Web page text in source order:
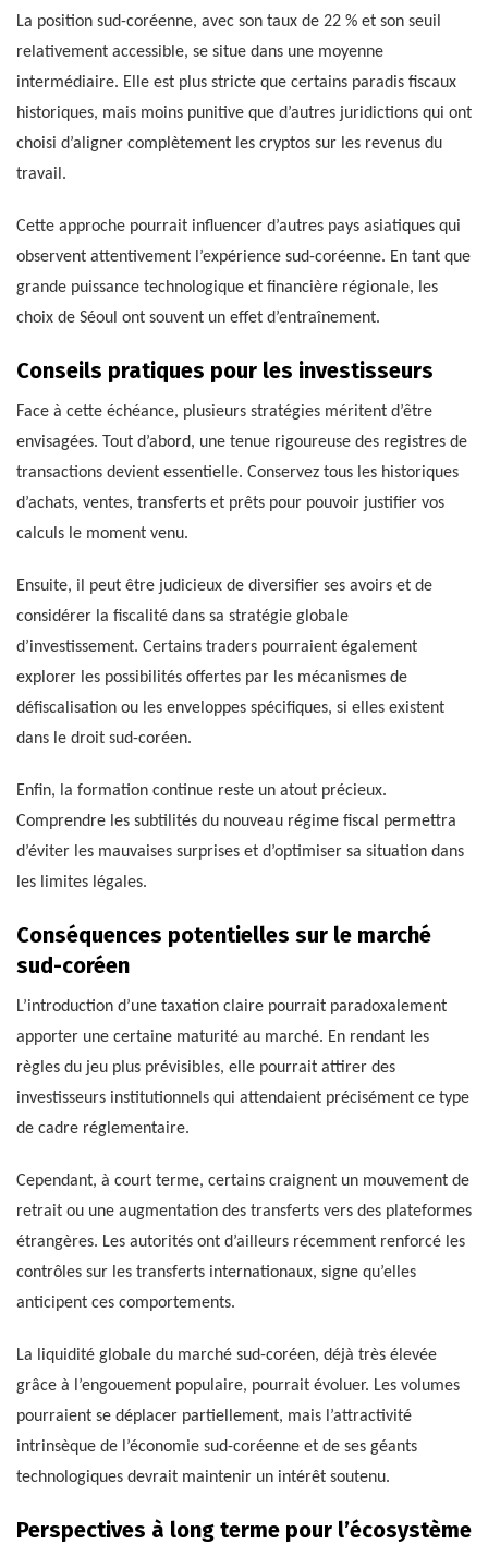
La position sud-coréenne, avec son taux de 22 % et son seuil
relativement accessible, se situe dans une moyenne
intermédiaire. Elle est plus stricte que certains paradis fiscaux
historiques, mais moins punitive que d’autres juridictions qui ont
choisi d’aligner complètement les cryptos sur les revenus du
travail.
Cette approche pourrait influencer d’autres pays asiatiques qui
observent attentivement l’expérience sud-coréenne. En tant que
grande puissance technologique et financière régionale, les
choix de Séoul ont souvent un effet d’entraînement.
Conseils pratiques pour les investisseurs
Face à cette échéance, plusieurs stratégies méritent d’être
envisagées. Tout d’abord, une tenue rigoureuse des registres de
transactions devient essentielle. Conservez tous les historiques
d’achats, ventes, transferts et prêts pour pouvoir justifier vos
calculs le moment venu.
Ensuite, il peut être judicieux de diversifier ses avoirs et de
considérer la fiscalité dans sa stratégie globale
d’investissement. Certains traders pourraient également
explorer les possibilités offertes par les mécanismes de
défiscalisation ou les enveloppes spécifiques, si elles existent
dans le droit sud-coréen.
Enfin, la formation continue reste un atout précieux.
Comprendre les subtilités du nouveau régime fiscal permettra
d’éviter les mauvaises surprises et d’optimiser sa situation dans
les limites légales.
Conséquences potentielles sur le marché
sud-coréen
L’introduction d’une taxation claire pourrait paradoxalement
apporter une certaine maturité au marché. En rendant les
règles du jeu plus prévisibles, elle pourrait attirer des
investisseurs institutionnels qui attendaient précisément ce type
de cadre réglementaire.
Cependant, à court terme, certains craignent un mouvement de
retrait ou une augmentation des transferts vers des plateformes
étrangères. Les autorités ont d’ailleurs récemment renforcé les
contrôles sur les transferts internationaux, signe qu’elles
anticipent ces comportements.
La liquidité globale du marché sud-coréen, déjà très élevée
grâce à l’engouement populaire, pourrait évoluer. Les volumes
pourraient se déplacer partiellement, mais l’attractivité
intrinsèque de l’économie sud-coréenne et de ses géants
technologiques devrait maintenir un intérêt soutenu.
Perspectives à long terme pour l’écosystème